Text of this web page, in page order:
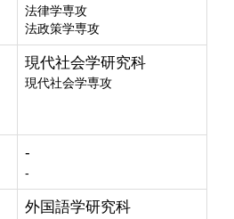
法律学専攻
法政策学専攻
現代社会学研究科
現代社会学専攻
-
-
外国語学研究科